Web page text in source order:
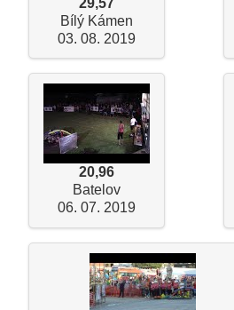
29,57
Bílý Kámen
03. 08. 2019
20,96
Batelov
06. 07. 2019